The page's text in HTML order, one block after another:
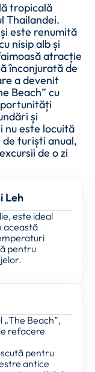
tropicală
Thailandei.
este renumită
nisip alb și
atracție
înconjurată de
a devenit
Beach” cu
și
nu este locuită
turiști anual,
de o zi
Leh
este ideal
această
pentru
„The Beach”,
refacere
pentru
antice